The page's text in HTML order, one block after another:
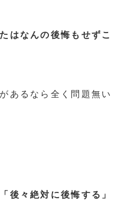
はなんの後悔もせずこ
あるなら全く問題無い
後々絶対に後悔する」